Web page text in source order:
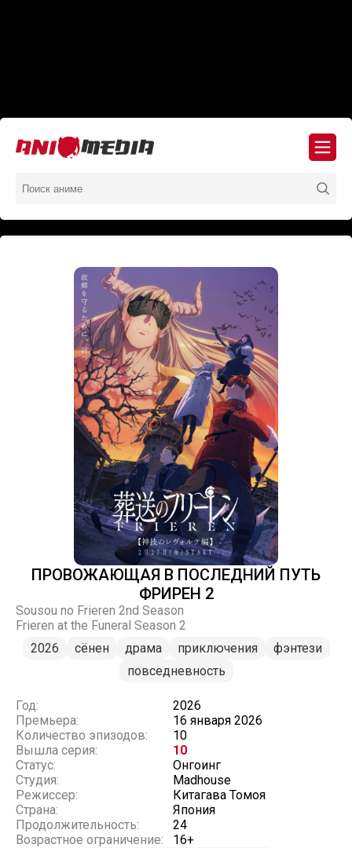
ПРОВОЖАЮЩАЯ В ПОСЛЕДНИЙ ПУТЬ
ФРИРЕН 2
Sousou no Frieren 2nd Season
Frieren at the Funeral Season 2
2026
сёнен драма приключения
фэнтези
повседневность
Год:
2026
Премьера:
16 января 2026
Количество эпизодов:
10
Вышла серия:
10
Статус:
Онгоинг
Студия:
Madhouse
Режиссер:
Китагава Томоя
Страна:
Япония
Продолжительность:
24
Возрастное ограничение:
16+